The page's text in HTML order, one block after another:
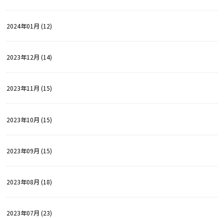
2024年01月 (12)
2023年12月 (14)
2023年11月 (15)
2023年10月 (15)
2023年09月 (15)
2023年08月 (18)
2023年07月 (23)